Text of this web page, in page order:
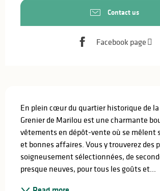
Contact us
Facebook page
En plein cœur du quartier historique de
Grenier de Marilou est une charmante
vêtements en dépôt-vente où se mêlent
et bonnes affaires. Vous y trouverez des
soigneusement sélectionnées, de
presque neuves, pour tous les goûts et...